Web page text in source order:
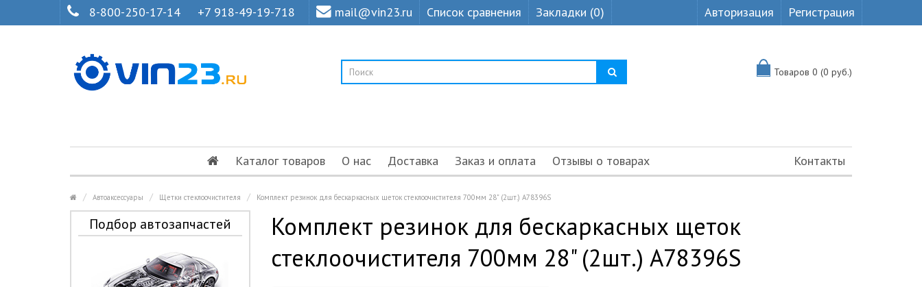
8-800-250-17-14 +7 918-49-19-718 mail@vin23.ru Список сравнения Закладки (0) Авторизация Регистрация
Товаров 0 (0 руб.)
Каталог товаров О нас Доставка Заказ и оплата Отзывы о товарах Контакты
Автоаксессуары Щетки стеклоочистителя Комплект резинок для бескаркасных щеток стеклоочистителя 700мм 28" (2шт.) A78396S
Подбор автозапчастей
Комплект резинок для бескаркасных щеток
стеклоочистителя 700мм 28" (2шт.) A78396S